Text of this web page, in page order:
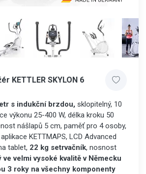
KETTLER SKYLON 6
s indukční brzdou, sklopitelný, 10
výkonu 25-400 W, délka kroku 50
nášlapů 5 cm, paměť pro 4 osoby,
KETTMAPS, LCD Advanced
tablet, 22 kg setrvačník, nosnost
ve velmi vysoké kvalitě v Německu
3 roky na všechny komponenty